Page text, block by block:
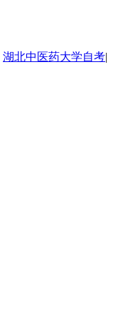
湖北中医药大学自考|